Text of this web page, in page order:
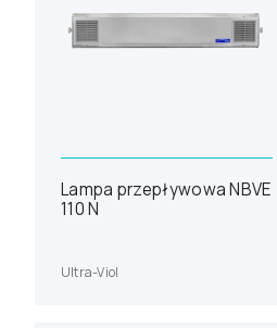
Lampa przepływowa NBVE
110 N
Ultra-Viol